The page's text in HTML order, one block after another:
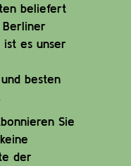
beliefert
ist es unser
besten
Sie
der